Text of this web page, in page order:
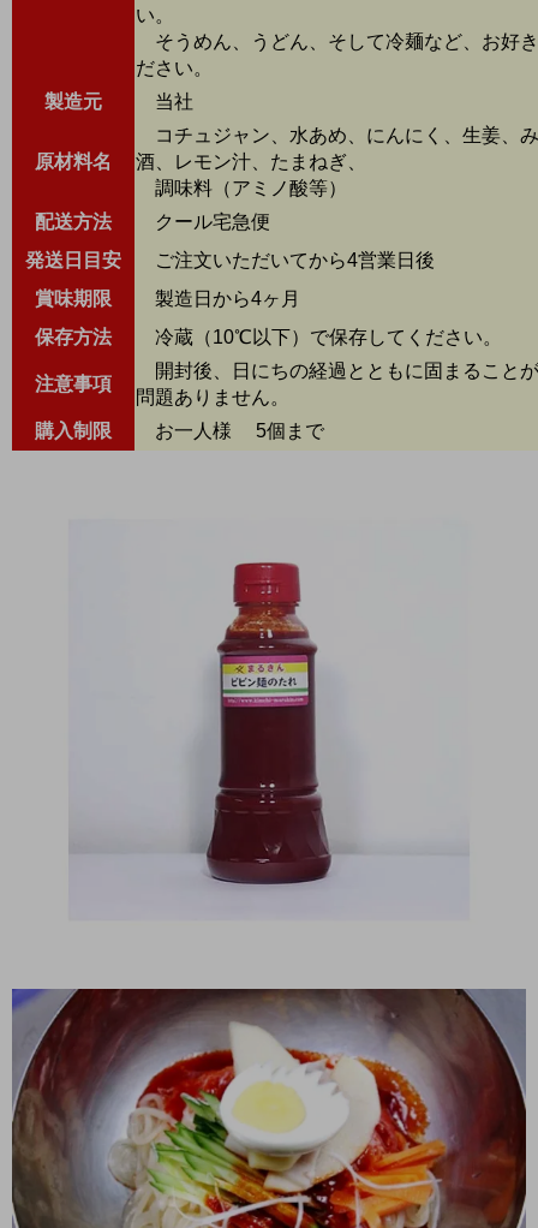
い。
そうめん、うどん、そして冷麺など、お好
ださい。
製造元
当社
原材料名
コチュジャン、水あめ、にんにく、生姜、
酒、レモン汁、たまねぎ、
調味料（アミノ酸等）
配送方法
クール宅急便
発送日目安
ご注文いただいてから4営業日後
賞味期限
製造日から4ヶ月
保存方法
冷蔵（10℃以下）で保存してください。
注意事項
開封後、日にちの経過とともに固まること
問題ありません。
購入制限
お一人様 5個まで